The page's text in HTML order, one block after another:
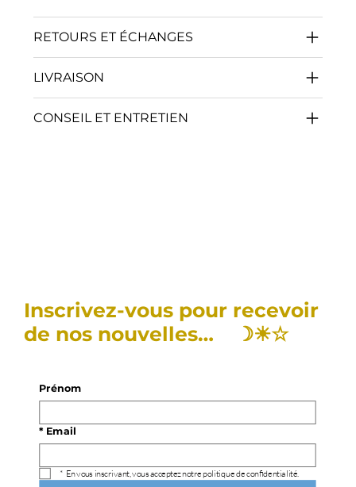
RETOURS ET ÉCHANGES
LIVRAISON
CONSEIL ET ENTRETIEN
Prénom
* Email
* En vous inscrivant, vous acceptez notre politique de confidentialité.
Inscrivez-vous pour recevoir
de nos nouvelles… ☽☀︎☆